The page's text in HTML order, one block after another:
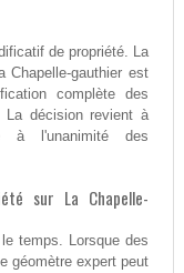
de propriété. La
Chapelle-gauthier est
complète des
La décision revient à
à l'unanimité des
sur La Chapelle-
temps. Lorsque des
géomètre expert peut